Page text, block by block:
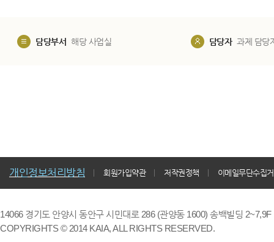
담당부서 해당 사업실 담당자 과제 담당
개인정보처리방침 회원가입약관 저작권정책 이메일무단수집
14066 경기도 안양시 동안구 시민대로 286 (관양동 1600) 송백빌딩
COPYRIGHTS © 2014 KAIA, ALL RIGHTS RESERVED.